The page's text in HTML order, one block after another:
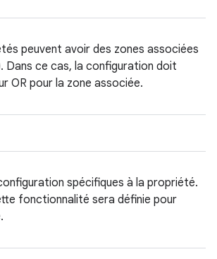
peuvent avoir des zones associées
Dans ce cas, la configuration doit
OR pour la zone associée.
spécifiques à la propriété.
fonctionnalité sera définie pour